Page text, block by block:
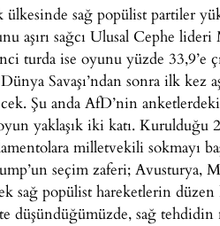
ülkesinde sağ popülist partiler
aşırı sağcı Ulusal Cephe
turda ise oyunu yüzde 33,9’e
Savaşı’ndan sonra ilk
Şu anda AfD’nin
yaklaşık iki katı.
milletvekili sokmayı
seçim zaferi; Avusturya,
sağ popülist hareketlerin düzen
düşündüğümüzde, sağ tehdidin